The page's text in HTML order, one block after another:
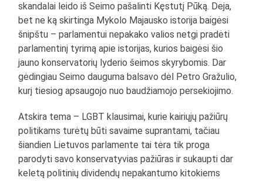
skandalai leido iš Seimo pašalinti Kęstutį Pūką. Deja,
bet ne ką skirtinga Mykolo Majausko istorija baigėsi
šnipštu – parlamentui nepakako valios netgi pradėti
parlamentinį tyrimą apie istorijas, kurios baigėsi šio
jauno konservatorių lyderio šeimos skyrybomis. Dar
gėdingiau Seimo dauguma balsavo dėl Petro Gražulio,
kurį tiesiog apsaugojo nuo baudžiamojo persekiojimo.
Atskira tema – LGBT klausimai, kurie kairiųjų pažiūrų
politikams turėtų būti savaime suprantami, tačiau
šiandien Lietuvos parlamente tai tėra tik proga
parodyti savo konservatyvias pažiūras ir sukaupti dar
keletą politinių dividendų nepakantumo kitokiems